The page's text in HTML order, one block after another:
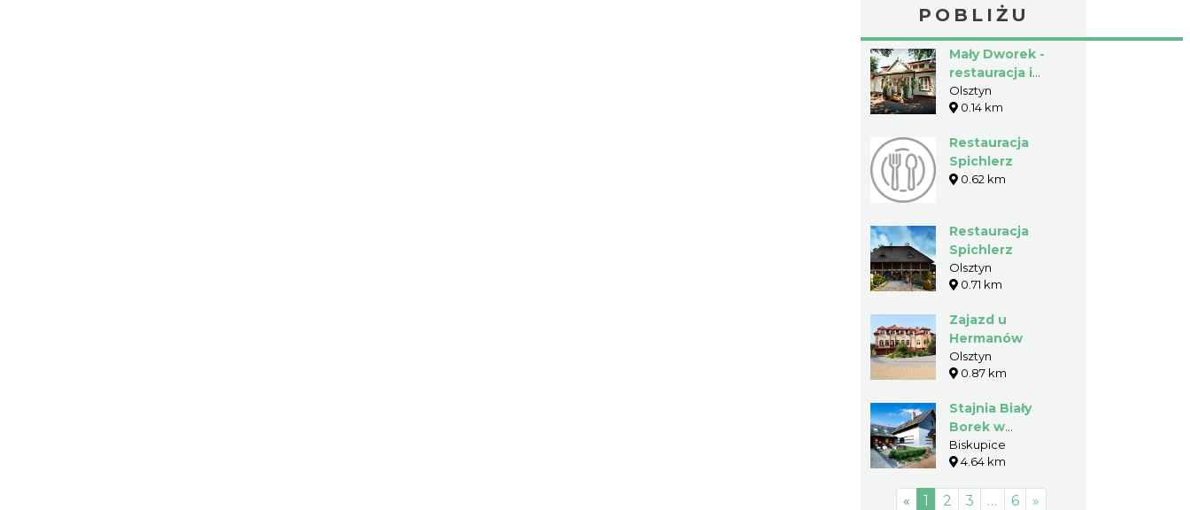
POBLIŻU
Mały Dworek -
restauracja i
pensjonat
Olsztyn
0.14 km
Restauracja
Spichlerz
0.62 km
Restauracja
Spichlerz
Olsztyn
0.71 km
Zajazd u
Hermanów
Olsztyn
0.87 km
Stajnia Biały
Borek w
Biskupicach
Biskupice
4.64 km
« 1 2 3 … 6 »